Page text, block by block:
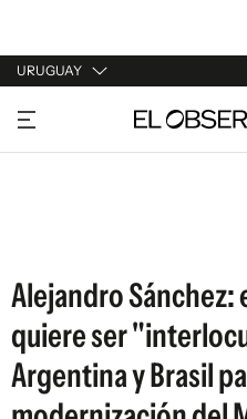
URUGUAY
URUGUAY
ARGENTINA
Alejandro Sánchez:
quiere ser
Argentina y Brasil